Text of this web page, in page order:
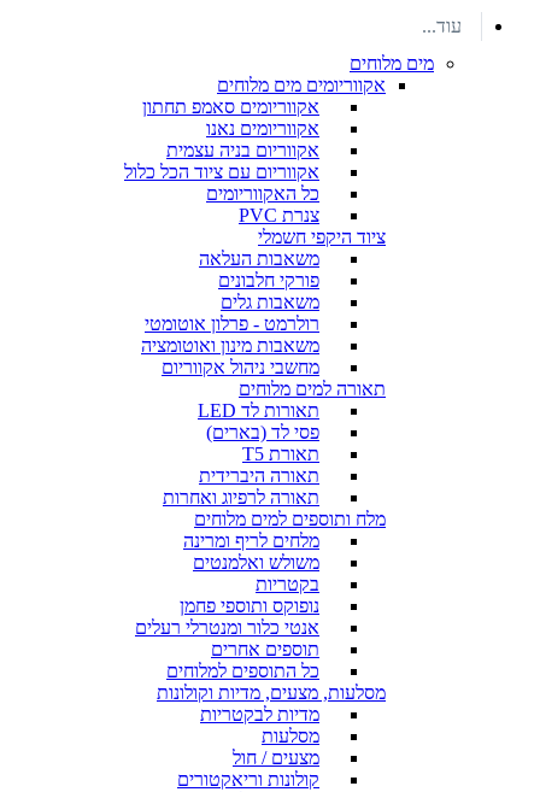
עוד...
מים מלוחים
אקווריומים מים מלוחים
אקווריומים סאמפ תחתון
אקווריומים נאנו
אקווריום בניה עצמית
אקווריום עם ציוד הכל כלול
כל האקווריומים
צנרת PVC
ציוד היקפי חשמלי
משאבות העלאה
פורקי חלבונים
משאבות גלים
רולרמט - פרלון אוטומטי
משאבות מינון ואוטומציה
מחשבי ניהול אקווריום
תאורה למים מלוחים
תאורות לד LED
פסי לד (בארים)
תאורת T5
תאורה היברידית
תאורה לרפיוג ואחרות
מלח ותוספים למים מלוחים
מלחים לריף ומרינה
משולש ואלמנטים
בקטריות
נופוקס ותוספי פחמן
אנטי כלור ומנטרלי רעלים
תוספים אחרים
כל התוספים למלוחים
מסלעות, מצעים, מדיות וקולונות
מדיות לבקטריות
מסלעות
מצעים / חול
קולונות וריאקטורים